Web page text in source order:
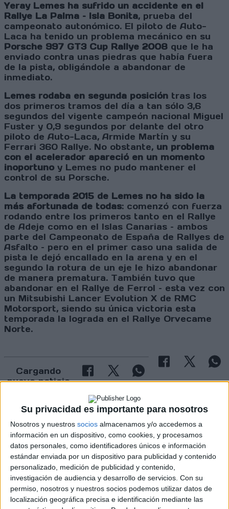
Su privacidad es importante para nosotros
Nosotros y nuestros socios almacenamos y/o accedemos a
información en un dispositivo, como cookies, y procesamos
datos personales, como identificadores únicos e información
estándar enviada por un dispositivo para publicidad y contenido
personalizado, medición de publicidad y contenido,
investigación de audiencia y desarrollo de servicios. Con su
permiso, nosotros y nuestros socios podemos utilizar datos de
localización geográfica precisa e identificación mediante las
Yeray Lemes ha sufrido un accidente en el
Rallye La Palma – Isla Bonita, prueba del
campeonato autonómico. El piloto de Auto-
Laca ha tenido un problema mecánico en su
Porsche 997 GT3 Cup Rallye 2008 que le ha
enviado contra unas piedras que había fuera
de la pista, obligándole a abandonar de
inmediato.
Lemes rodaba en segunda posición tras los
dos primeros tramos del día a tan sólo 3,6
segundos del vigente campeón nacional Miguel
Fuster y 0,9 segundos por delante del otro
piloto de Auto-Laca, Armide Martín y su
Ferrari 360 Rallye. No obstante, un problema
con el acelerador apareció en un momento
inoportuno y Lemes no pudo mantener el
control de su Porsche.
La temporada 2015 de Lemes no ha sido la
más afortunada de todas: comenzó con fuerza
rodando entre los primeros tanto en el Rallye
de Adeje como en el Islas Canarias – ambos
parte del Campeonato de España de Rallyes de
Asfalto – pero en el primer caso una salida de
pista le dejó encallado en la arena y en el
segundo la rotura de un eje le hizo abandonar
de manera prematura. También tuvo que
abandonar en el Rallye de Ferrol – esta vez con
un Mitsubishi Lancer Evolution X de RMC
Motorsport, siendo su única victoria esta
temporada la lograda en el Rallye Orvecame
Norte.
Cargando
nueva noticia
No hay más noticias en esta categoría.
Rallyes